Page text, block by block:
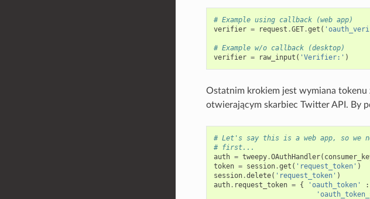
# Example using callback (web app)
verifier = request .GET.get (
# Example w/o callback (desktop)
verifier = raw_input ( 'Verifier:' )
Ostatnim krokiem jest wymiana tokenu
otwierającym skarbiec Twitter API. By
# Let's say this is a web app, so we
# first...
auth = tweepy.OAuthHandler(
token = session.get ( 'request_token' )
session.delete( 'request_token' )
auth. request_token = { 'oauth_token' :